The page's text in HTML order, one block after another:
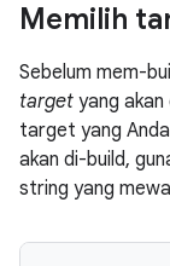
Memilih
Sebelum mem-
target yang
target yang
akan di-build,
string yang